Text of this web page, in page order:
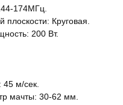
174МГц.
плоскости: Круговая.
200 Вт.
45 м/сек.
мачты: 30-62 мм.